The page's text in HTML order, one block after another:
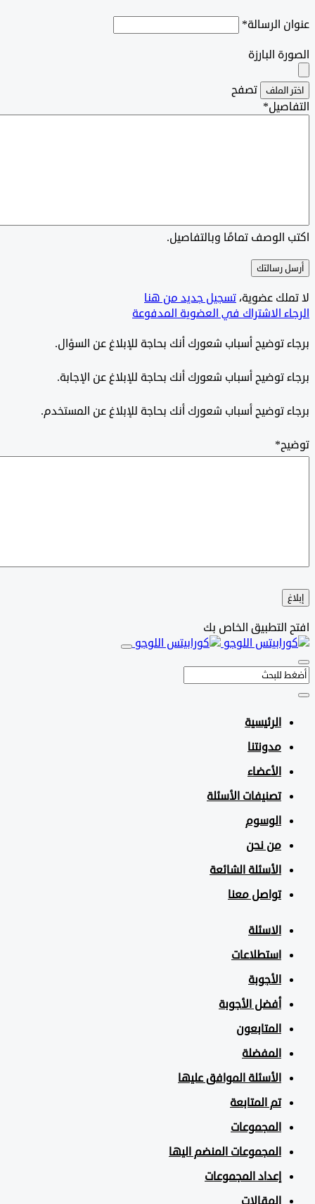
الرسالة*
البارزة
الملف
‫تصفح
*
الوصف تمامًا وبالتفاصيل.
رسالتك
عضوية،‫تسجيل جديد من هنا
الاشتراك في العضوية المدفوعة
توضيح أسباب شعورك أنك بحاجة للإبلاغ عن السؤال.
توضيح أسباب شعورك أنك بحاجة للإبلاغ عن الإجابة.
توضيح أسباب شعورك أنك بحاجة للإبلاغ عن المستخدم.
*
التطبيق الخاص بك
الرئيسية
مدونتنا
الأعضاء
تصنيفات الأسئلة
الوسوم
من نحن
الأسئلة الشائعة
تواصل معنا
الاسئلة
استطلاعات
الأجوبة
أفضل الأجوبة
المتابعون
المفضلة
الأسئلة الموافق عليها
تم المتابعة
المجموعات
المجموعات المنضم اليها
إعداد المجموعات